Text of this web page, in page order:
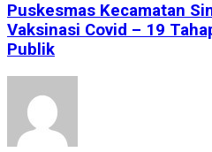
Puskesmas Kecamatan
Vaksinasi Covid – 19
Publik